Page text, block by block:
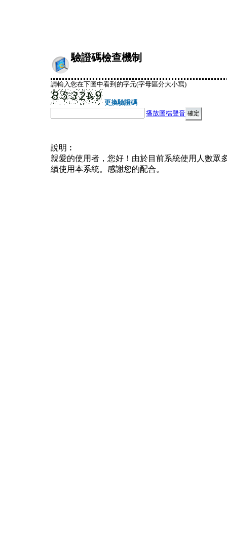
驗證碼檢查機制
請輸入您在下圖中看到的字元(字母區分大小寫)
更換驗證碼
播放圖檔聲音
說明︰
親愛的使用者，您好！由於目前系統使用人數眾
續使用本系統。感謝您的配合。